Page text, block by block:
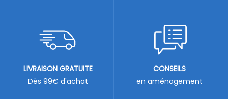
LIVRAISON GRATUITE
Dès 99€ d'achat
CONSEILS
en aménagement